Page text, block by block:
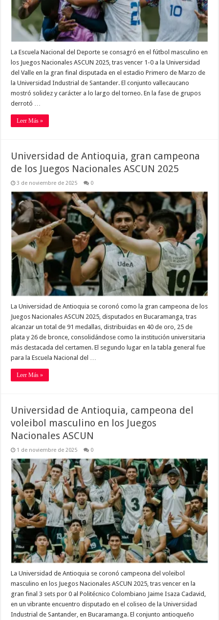
La Escuela Nacional del Deporte se consagró en el fútbol masculino en
los Juegos Nacionales ASCUN 2025, tras vencer 1-0 a la Universidad
del Valle en la gran final disputada en el estadio Primero de Marzo de
la Universidad Industrial de Santander. El conjunto vallecaucano
mostró solidez y carácter a lo largo del torneo. En la fase de grupos
derrotó …
Leer Más »
Universidad de Antioquia, gran campeona
de los Juegos Nacionales ASCUN 2025
3 de noviembre de 2025 0
La Universidad de Antioquia se coronó como la gran campeona de los
Juegos Nacionales ASCUN 2025, disputados en Bucaramanga, tras
alcanzar un total de 91 medallas, distribuidas en 40 de oro, 25 de
plata y 26 de bronce, consolidándose como la institución universitaria
más destacada del certamen. El segundo lugar en la tabla general fue
para la Escuela Nacional del …
Leer Más »
Universidad de Antioquia, campeona del
voleibol masculino en los Juegos
Nacionales ASCUN
1 de noviembre de 2025 0
La Universidad de Antioquia se coronó campeona del voleibol
masculino en los Juegos Nacionales ASCUN 2025, tras vencer en la
gran final 3 sets por 0 al Politécnico Colombiano Jaime Isaza Cadavid,
en un vibrante encuentro disputado en el coliseo de la Universidad
Industrial de Santander, en Bucaramanga. El conjunto antioqueño